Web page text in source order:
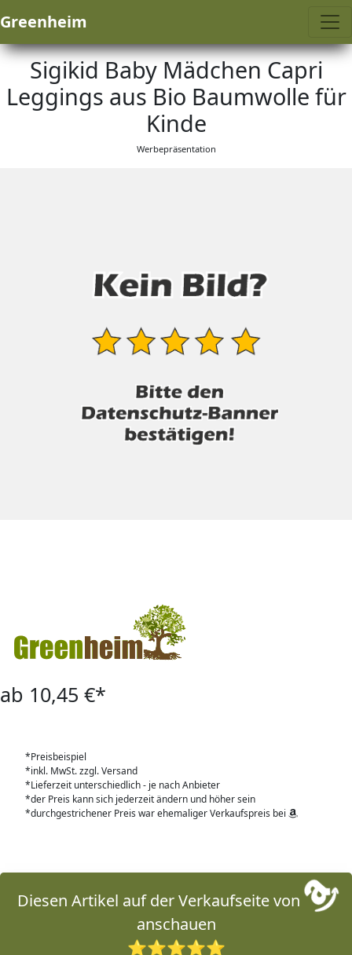
Greenheim
Sigikid Baby Mädchen Capri
Leggings aus Bio Baumwolle für
Kinde
Werbepräsentation
ab 10,45 €*
*Preisbeispiel
*inkl. MwSt. zzgl. Versand
*Lieferzeit unterschiedlich - je nach Anbieter
*der Preis kann sich jederzeit ändern und höher sein
*durchgestrichener Preis war ehemaliger Verkaufspreis bei
Diesen Artikel auf der Verkaufseite von
anschauen
⭐⭐⭐⭐⭐